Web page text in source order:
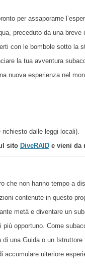
per assaporarne
preceduto da una breve
con le bombole sotto la
la tua avventura
nuova esperienza nel
dalle leggi locali).
sito DiveRAID e vieni da
che non hanno tempo a
contenute in questo
metà e diventare un
opportuno. Come
una Guida o un Istruttore
ulteriore